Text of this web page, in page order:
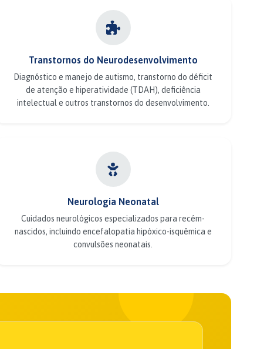
Transtornos do Neurodesenvolvimento
Diagnóstico e manejo de autismo, transtorno do déficit
de atenção e hiperatividade (TDAH), deficiência
intelectual e outros transtornos do desenvolvimento.
Neurologia Neonatal
Cuidados neurológicos especializados para recém-
nascidos, incluindo encefalopatia hipóxico-isquêmica e
convulsões neonatais.